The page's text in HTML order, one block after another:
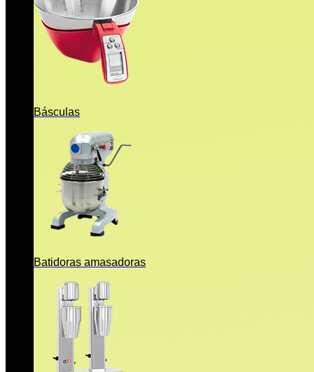
Básculas
Batidoras amasadoras